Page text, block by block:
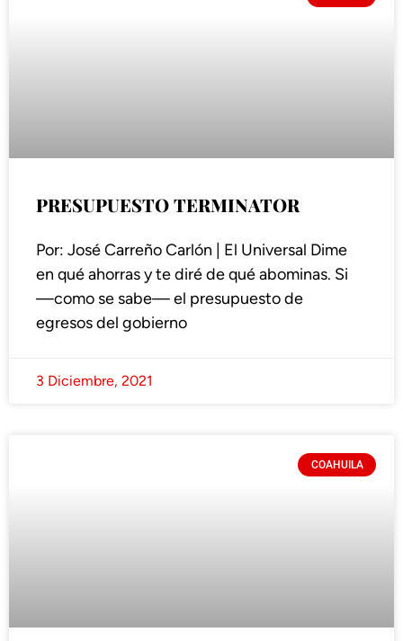
PRESUPUESTO TERMINATOR
Por: José Carreño Carlón | El Universal Dime
en qué ahorras y te diré de qué abominas. Si
—como se sabe— el presupuesto de
egresos del gobierno
3 Diciembre, 2021
COAHUILA